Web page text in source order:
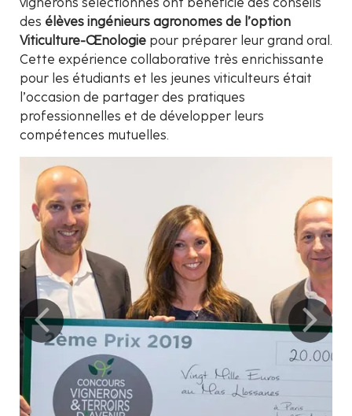
des élèves ingénieurs agronomes de l’option
Viticulture-Œnologie pour préparer leur grand oral.
Cette expérience collaborative très enrichissante
pour les étudiants et les jeunes viticulteurs était
l’occasion de partager des pratiques
professionnelles et de développer leurs
compétences mutuelles.